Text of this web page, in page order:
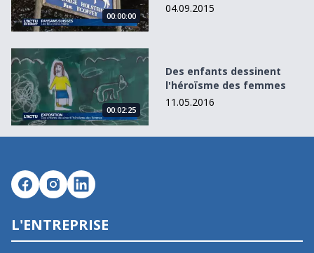
00:00:00
04.09.2015
Des enfants dessinent l&#039;héroïsme des femmes
00:02:25
Des enfants dessinent
l'héroïsme des femmes
11.05.2016
L'ENTREPRISE